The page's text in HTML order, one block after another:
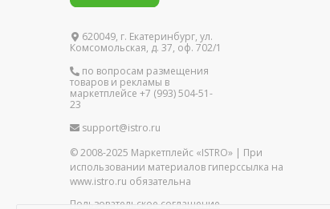
620049, г. Екатеринбург, ул.
Комсомольская, д. 37, оф. 702/1
по вопросам размещения
товаров и рекламы в
маркетплейсе +7 (993) 504-51-
23
support@istro.ru
© 2008-2025 Маркетплейс «ISTRO» | При
использовании материалов гиперссылка на
www.istro.ru обязательна
Пользовательское соглашение